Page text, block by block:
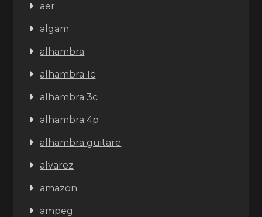
aer
algam
alhambra
alhambra 1c
alhambra 3c
alhambra 4p
alhambra guitare
alvarez
amazon
ampeg